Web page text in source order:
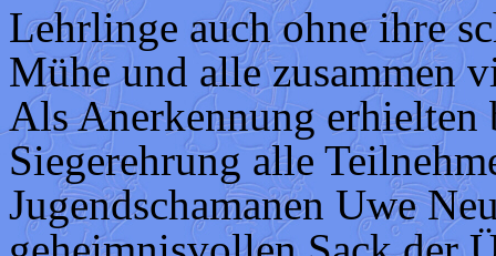
Lehrlinge auch ohne ihre
Mühe und alle zusammen
Als Anerkennung erhielten
Siegerehrung alle
Jugendschamanen Uwe